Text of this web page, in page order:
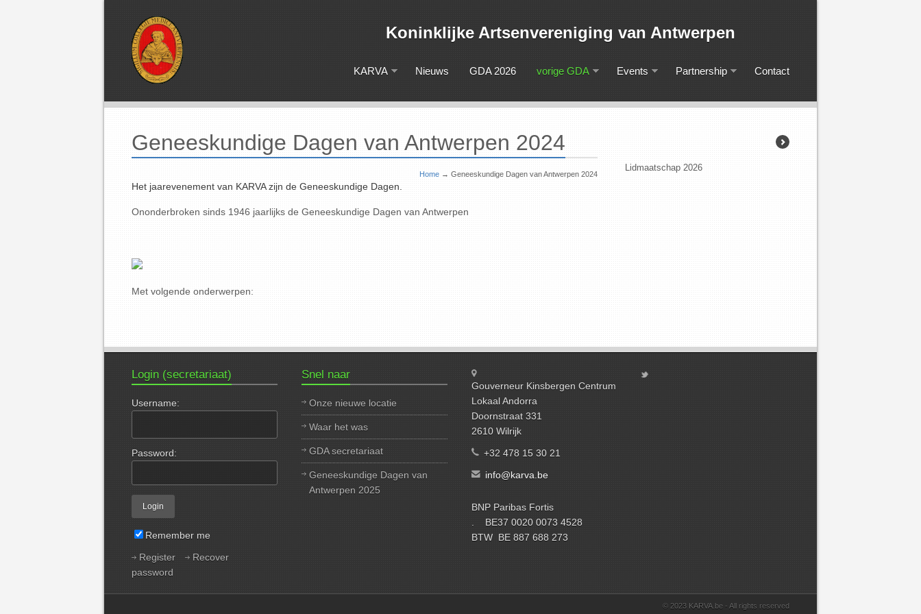
Koninklijke Artsenvereniging van Antwerpen
KARVA Nieuws GDA 2026 vorige GDA Events Partnership Contact
Geneeskundige Dagen van Antwerpen 2024
Home → Geneeskundige Dagen van Antwerpen 2024
Het jaarevenement van KARVA zijn de Geneeskundige Dagen.
Ononderbroken sinds 1946 jaarlijks de Geneeskundige Dagen van Antwerpen
Met volgende onderwerpen:
Lidmaatschap 2026
Login (secretariaat)
Username:
Password:
Remember me
Register
Recover
password
Snel naar
Onze nieuwe locatie
Waar het was
GDA secretariaat
Geneeskundige Dagen van
Antwerpen 2025
Gouverneur Kinsbergen Centrum
Lokaal Andorra
Doornstraat 331
2610 Wilrijk
+32 478 15 30 21
info@karva.be
BNP Paribas Fortis
. BE37 0020 0073 4528
BTW BE 887 688 273
© 2023 KARVA.be - All rights reserved